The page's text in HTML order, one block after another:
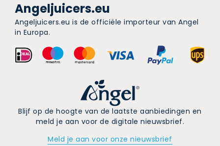
Angeljuicers.eu
Angeljuicers.eu is de officiële importeur van Angel
in Europa.
Blijf op de hoogte van de laatste aanbiedingen en
meld je aan voor de digitale nieuwsbrief.
Meld je aan voor onze nieuwsbrief